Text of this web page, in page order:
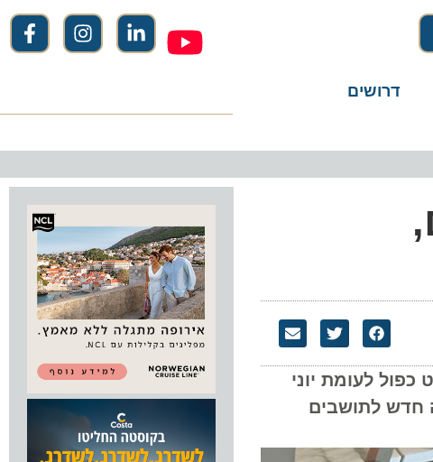
דרושים
זינק לקרוב ל-920 אלף – כמעט כפול לעומת יוני
חדש לתושבים